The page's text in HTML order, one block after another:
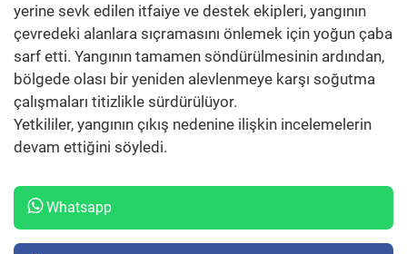
yerine sevk edilen itfaiye ve destek ekipleri, yangının
çevredeki alanlara sıçramasını önlemek için yoğun çaba
sarf etti. Yangının tamamen söndürülmesinin ardından,
bölgede olası bir yeniden alevlenmeye karşı soğutma
çalışmaları titizlikle sürdürülüyor.
Yetkililer, yangının çıkış nedenine ilişkin incelemelerin
devam ettiğini söyledi.
Whatsapp